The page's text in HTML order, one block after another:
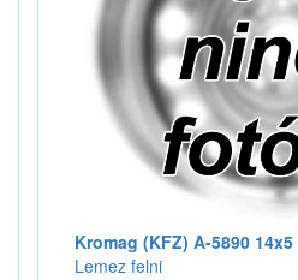
Kromag (KFZ) A-5890
Lemez felni